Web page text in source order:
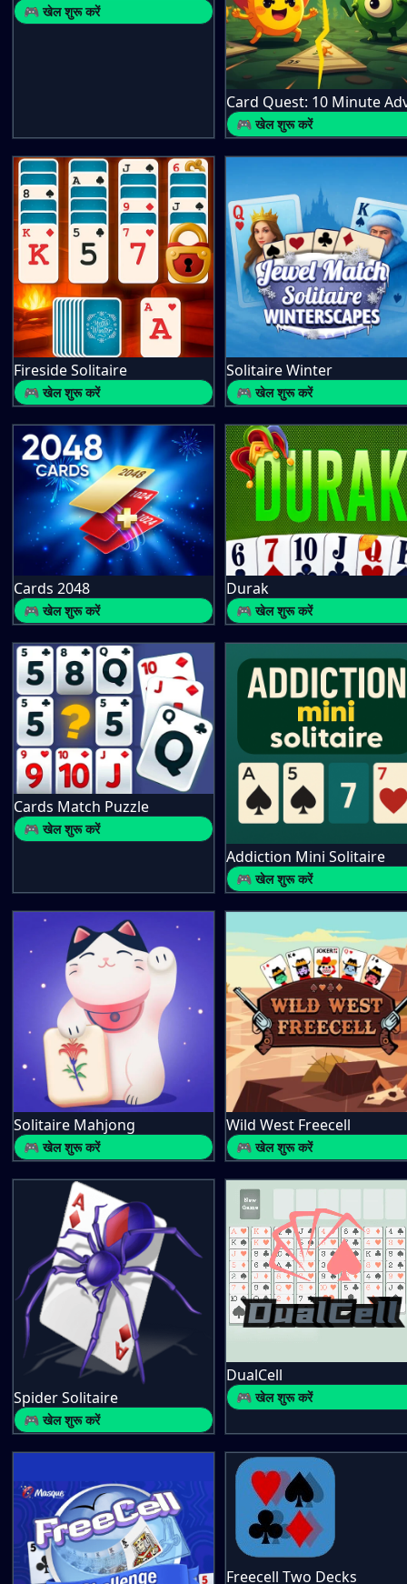
🎮 खेल शुरू करें
🎮 खेल शुरू करें
Fireside Solitaire
🎮 खेल शुरू करें
Solitaire Winter
🎮 खेल शुरू करें
Cards 2048
🎮 खेल शुरू करें
Durak
🎮 खेल शुरू करें
Cards Match Puzzle
🎮 खेल शुरू करें
Addiction Mini Solitaire
🎮 खेल शुरू करें
Solitaire Mahjong
🎮 खेल शुरू करें
Wild West Freecell
🎮 खेल शुरू करें
Spider Solitaire
🎮 खेल शुरू करें
DualCell
🎮 खेल शुरू करें
Freecell Two Decks